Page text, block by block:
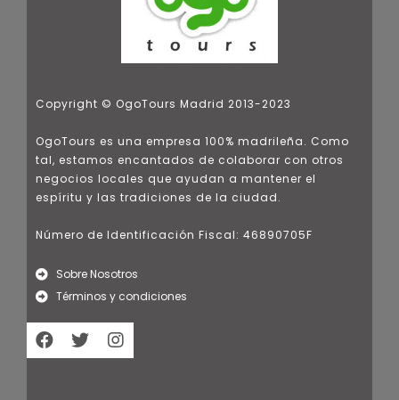
Copyright © OgoTours Madrid 2013-2023
OgoTours es una empresa 100% madrileña. Como
tal, estamos encantados de colaborar con otros
negocios locales que ayudan a mantener el
espíritu y las tradiciones de la ciudad.
Número de Identificación Fiscal: 46890705F
Sobre Nosotros
Términos y condiciones